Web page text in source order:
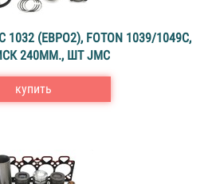
(ЕВРО2), FOTON 1039/1049C,
240ММ., ШТ JMC
купить